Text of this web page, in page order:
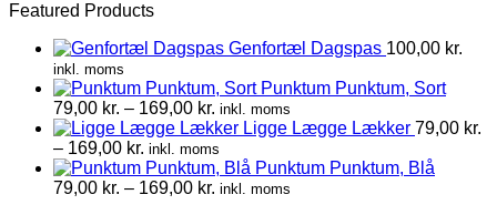
Featured Products
Genfortæl Dagspas 100,00 kr.
inkl. moms
Punktum Punktum, Sort
79,00 kr. – 169,00 kr. Prisinterval:
79,00 kr.
til
169,00 kr.
inkl. moms
Ligge Lægge Lækker 79,00 kr.
– 169,00 kr. Prisinterval:
79,00 kr.
til
inkl. moms
Punktum Punktum, Blå
79,00 kr. – 169,00 kr. Prisinterval:
inkl. moms